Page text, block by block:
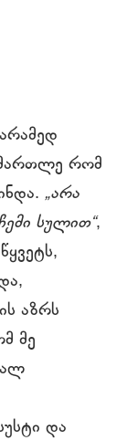
რომ
„არა
სულით“,
აზრს
მე
და